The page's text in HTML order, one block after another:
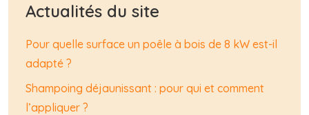
Actualités du site
Pour quelle surface un poêle à bois de 8 kW est-il
adapté ?
Shampoing déjaunissant : pour qui et comment
l’appliquer ?